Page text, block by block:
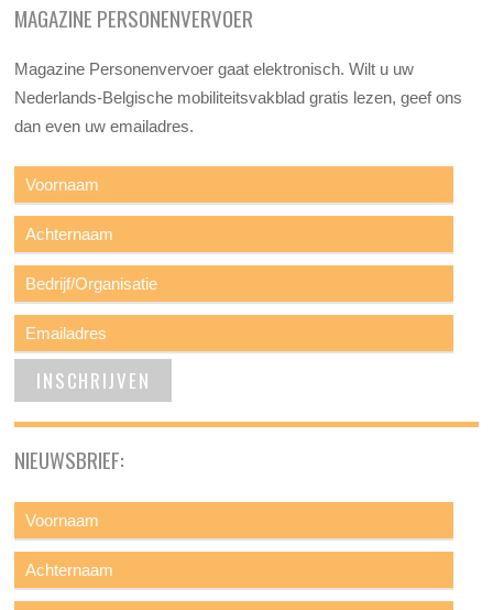
MAGAZINE PERSONENVERVOER
Magazine Personenvervoer gaat elektronisch. Wilt u uw
Nederlands-Belgische mobiliteitsvakblad gratis lezen, geef ons
dan even uw emailadres.
NIEUWSBRIEF: